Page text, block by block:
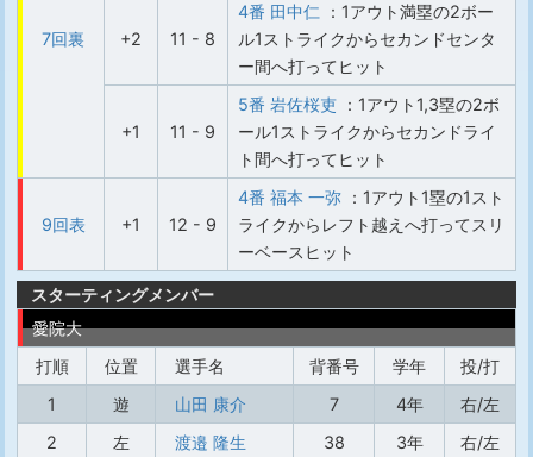
7回裏 +2 11 - 8
4番 田中仁 ：1アウト満塁の2ボー
ル1ストライクからセカンドセンタ
ー間へ打ってヒット
+1 11 - 9
5番 岩佐桜吏 ：1アウト1,3塁の2ボ
ール1ストライクからセカンドライ
ト間へ打ってヒット
9回表 +1 12 - 9
4番 福本 一弥 ：1アウト1塁の1スト
ライクからレフト越えへ打ってスリ
ーベースヒット
スターティングメンバー
愛院大
打順
位置 選手名 背番号 学年
投/打
1
遊 山田 康介 7 4年
右/左
2
左 渡邉 隆生 38 3年
右/左